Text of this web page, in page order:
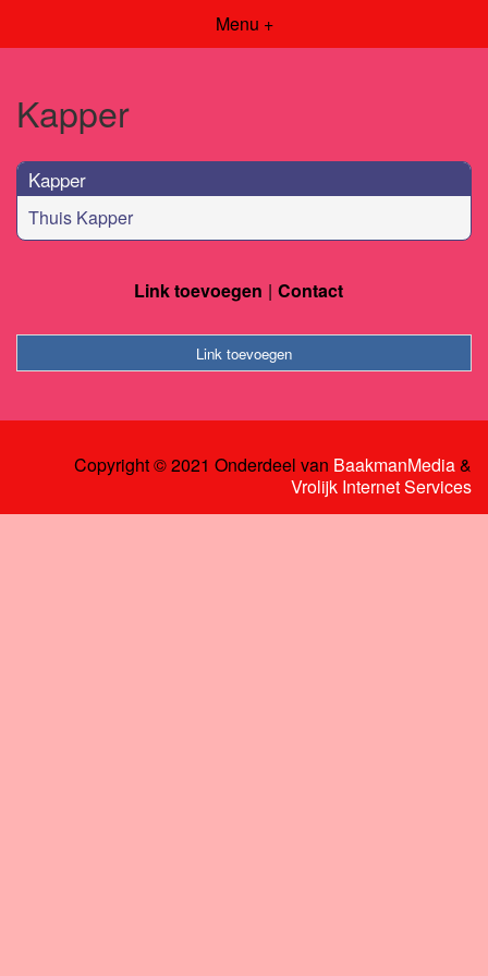
Menu +
Kapper
Kapper
Thuis Kapper
Link toevoegen Contact
Link toevoegen
Copyright © 2021 Onderdeel van BaakmanMedia&
Vrolijk Internet Services